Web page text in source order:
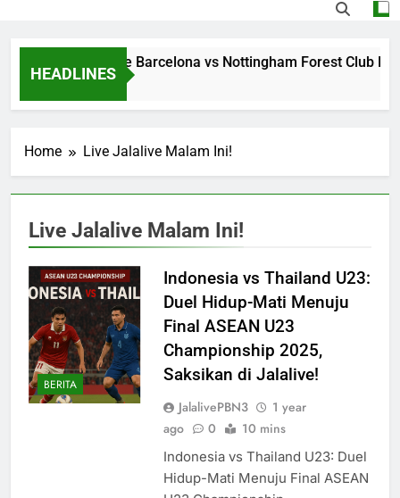
HEADLINES
Streaming Jalalive Barcelona vs Nottingham Forest Club
19 Hours Ago
Home Live Jalalive Malam Ini!
Live Jalalive Malam Ini!
BERITA
Indonesia vs Thailand U23:
Duel Hidup-Mati Menuju
Final ASEAN U23
Championship 2025,
Saksikan di Jalalive!
JalalivePBN3
1 year
ago
0 10 mins
Indonesia vs Thailand U23: Duel
Hidup-Mati Menuju Final ASEAN